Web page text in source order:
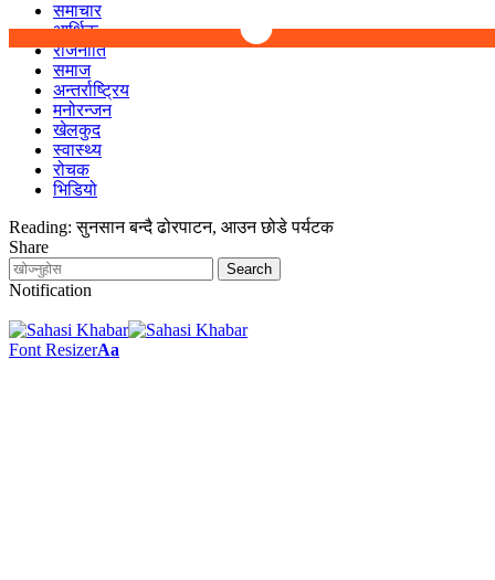
समाचार
आर्थिक
राजनीति
समाज
अन्तर्राष्ट्रिय
मनोरन्जन
खेलकुद
स्वास्थ्य
रोचक
भिडियो
Reading: सुनसान बन्दै ढोरपाटन, आउन छोडे पर्यटक
Share
Notification
Font ResizerAa